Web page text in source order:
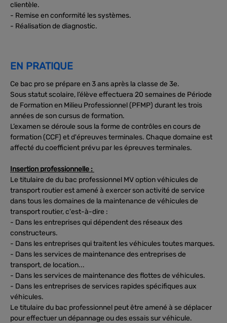
clientèle.
- Remise en conformité les systèmes.
- Réalisation de diagnostic.
EN PRATIQUE
Ce bac pro se prépare en 3 ans après la classe de 3e.
Sous statut scolaire, l’élève effectuera 20 semaines de Période
de Formation en Milieu Professionnel (PFMP) durant les trois
années de son cursus de formation.
L’examen se déroule sous la forme de contrôles en cours de
formation (CCF) et d'épreuves terminales. Chaque domaine est
affecté du coefficient prévu par les épreuves terminales.
Insertion professionnelle :
Le titulaire de du bac professionnel MV option véhicules de
transport routier est amené à exercer son activité de service
dans tous les domaines de la maintenance de véhicules de
transport routier, c'est-à-dire :
- Dans les entreprises qui dépendent des réseaux des
constructeurs.
- Dans les entreprises qui traitent les véhicules toutes marques.
- Dans les services de maintenance des entreprises de
transport, de location...
- Dans les services de maintenance des flottes de véhicules.
- Dans les entreprises de services rapides spécifiques aux
véhicules.
Le titulaire du bac professionnel peut être amené à se déplacer
pour effectuer un dépannage ou des essais sur véhicule.